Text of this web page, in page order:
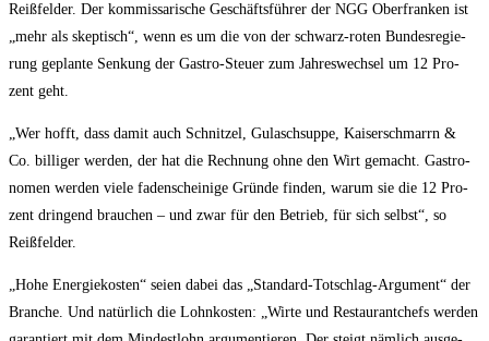
Reiß­fel­der. Der kom­mis­sa­ri­sche Geschäfts­füh­rer der NGG Ober­fran­ken ist
„mehr als skep­tisch“, wenn es um die von der schwarz-roten Bun­des­re­gie­
rung geplan­te Sen­kung der Gas­tro-Steu­er zum Jah­res­wech­sel um 12 Pro­
zent geht.
„Wer hofft, dass damit auch Schnit­zel, Gulasch­sup­pe, Kai­ser­schmarrn &
Co. bil­li­ger wer­den, der hat die Rech­nung ohne den Wirt gemacht. Gas­tro­
no­men wer­den vie­le faden­schei­ni­ge Grün­de fin­den, war­um sie die 12 Pro­
zent drin­gend brau­chen – und zwar für den Betrieb, für sich selbst“, so
Reißfelder.
„Hohe Ener­gie­kos­ten“ sei­en dabei das „Stan­dard-Tot­schlag-Argu­ment“ der
Bran­che. Und natür­lich die Lohn­kos­ten: „Wir­te und Restau­rant­chefs wer­den